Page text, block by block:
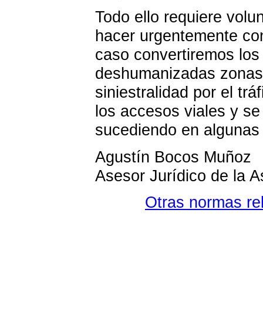
Todo ello requiere
hacer urgentemente
caso convertiremos
deshumanizadas
siniestralidad por el
los accesos viales y
sucediendo en
Agustín Bocos Muñoz
Asesor Jurídico de la
Otras normas